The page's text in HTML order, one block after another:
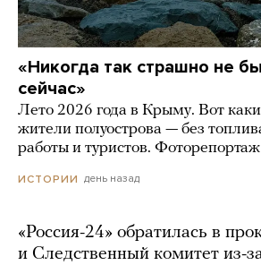
«Никогда так страшно не
сейчас»
Лето 2026 года в Крыму. Вот
жители полуострова — без
работы и туристов. Фоторепортаж
ИСТОРИИ день назад
«Россия-24» обратилась в
и Следственный комитет из-